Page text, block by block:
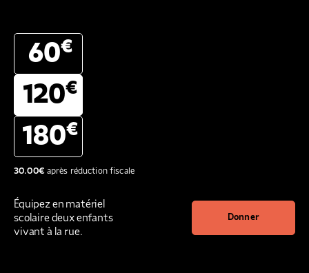
60€
120€
180€
30.00€après réduction fiscale
Équipez en matériel
scolaire deux enfants
vivant à la rue.
Donner